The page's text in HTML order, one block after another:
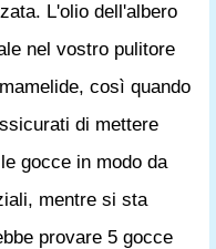
L'olio dell'albero
nel vostro pulitore
così quando
di mettere
gocce in modo da
mentre si sta
provare 5 gocce